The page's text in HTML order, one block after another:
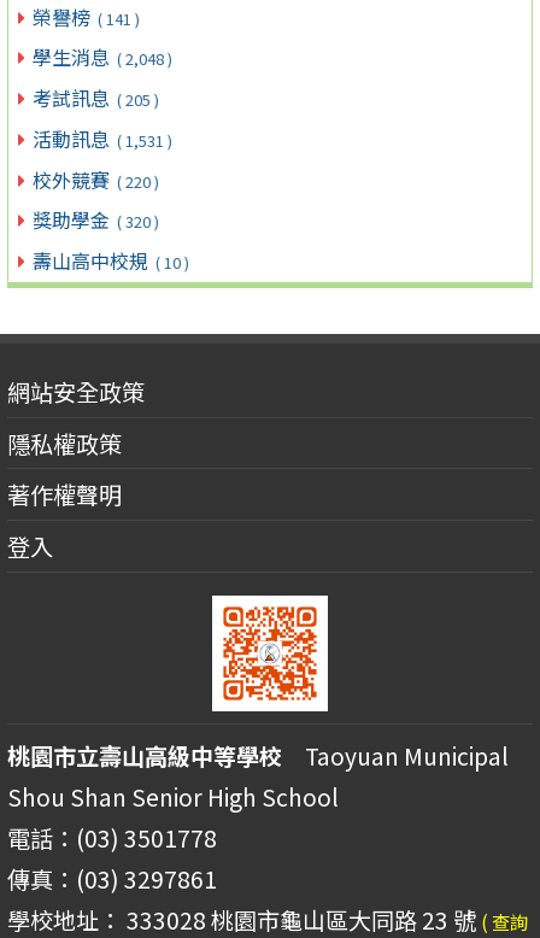
榮譽榜 ( 141 )
學生消息 ( 2,048 )
考試訊息 ( 205 )
活動訊息 ( 1,531 )
校外競賽 ( 220 )
獎助學金 ( 320 )
壽山高中校規 ( 10 )
網站安全政策
隱私權政策
著作權聲明
登入
桃園市立壽山高級中等學校 Taoyuan Municipal
Shou Shan Senior High School
電話：(03) 3501778
傳真：(03) 3297861
學校地址： 333028 桃園市龜山區大同路 23 號 ( 查詢